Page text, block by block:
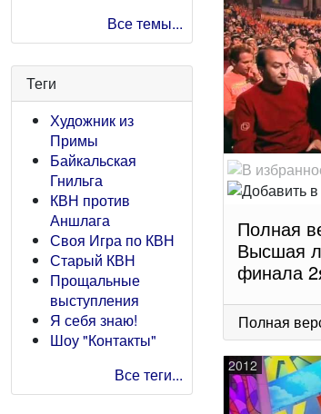
Все темы...
Теги
Художник из
Примы
Байкальская
Гнильга
КВН против
Аншлага
Своя Игра по КВН
Старый КВН
Прощальные
выступления
Я себя знаю!
Шоу "Контакты"
Все теги...
Полная
Высшая
финала
Полная
2012